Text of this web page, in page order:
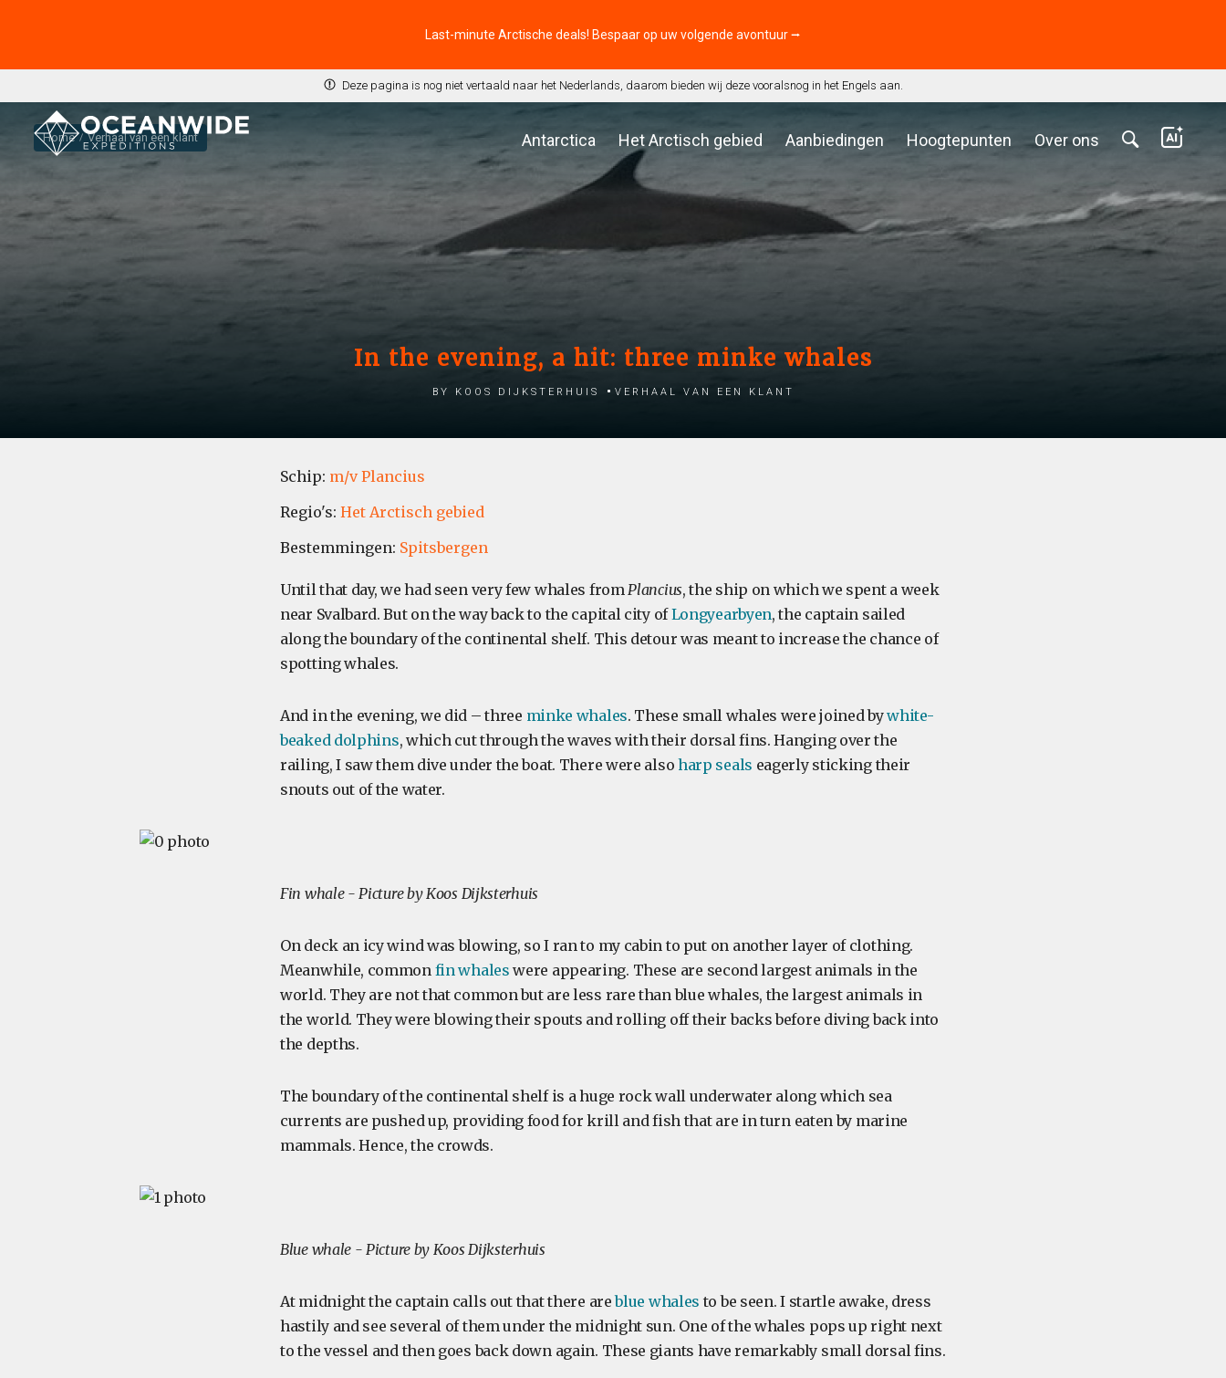
Last-minute Arctische deals! Bespaar op uw volgende avontuur ⭢
Deze pagina is nog niet vertaald naar het Nederlands, daarom bieden wij deze vooralsnog in het Engels aan.
Antarctica Het Arctisch gebied Aanbiedingen Hoogtepunten Over ons
Home Verhaal van een klant
In the evening, a hit: three minke whales
by Koos Dijksterhuis Verhaal van een klant
Schip: m/v Plancius
Regio's: Het Arctisch gebied
Bestemmingen: Spitsbergen
Until that day, we had seen very few whales fromPlancius, the ship on which we spent a week
near Svalbard. But on the way back to the capital city ofLongyearbyen, the captain sailed
along the boundary of the continental shelf. This detour was meant to increase the chance of
spotting whales.
And in the evening, we did – three minke whales. These small whales were joined bywhite-
beaked dolphins, which cut through the waves with their dorsal fins. Hanging over the
railing, I saw them dive under the boat. There were also harp seals eagerly sticking their
snouts out of the water.
Fin whale - Picture by Koos Dijksterhuis
On deck an icy wind was blowing, so I ran to my cabin to put on another layer of clothing.
Meanwhile, common fin whales were appearing. These are second largest animals in the
world. They are not that common but are less rare than blue whales, the largest animals in
the world. They were blowing their spouts and rolling off their backs before diving back into
the depths.
The boundary of the continental shelf is a huge rock wall underwater along which sea
currents are pushed up, providing food for krill and fish that are in turn eaten by marine
mammals. Hence, the crowds.
Blue whale - Picture by Koos Dijksterhuis
At midnight the captain calls out that there areblue whales to be seen. I startle awake, dress
hastily and see several of them under the midnight sun. One of the whales pops up right next
to the vessel and then goes back down again. These giants have remarkably small dorsal fins.